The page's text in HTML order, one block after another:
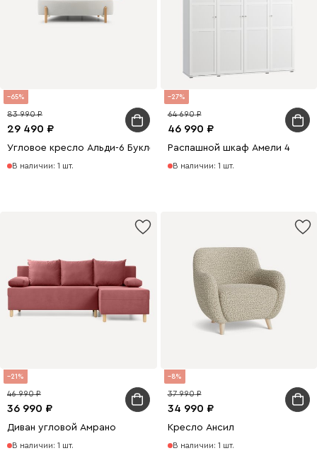
65
29 490
83 990
Угловое кресло Альди-6 Букле Молочный
В наличии: 1 шт.
27
46 990
64 690
Распашной шкаф Амели 4
В наличии: 1 шт.
21
36 990
46 990
Диван угловой Амрано
В наличии: 1 шт.
8
34 990
37 990
Кресло Ансил
В наличии: 1 шт.